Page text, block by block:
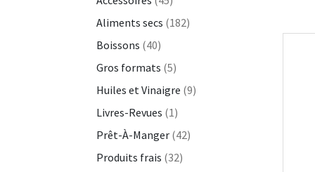
Aliments secs (182)
Boissons (40)
Gros formats (5)
Huiles et Vinaigre (9)
Livres-Revues (1)
Prêt-À-Manger (42)
Produits frais (32)